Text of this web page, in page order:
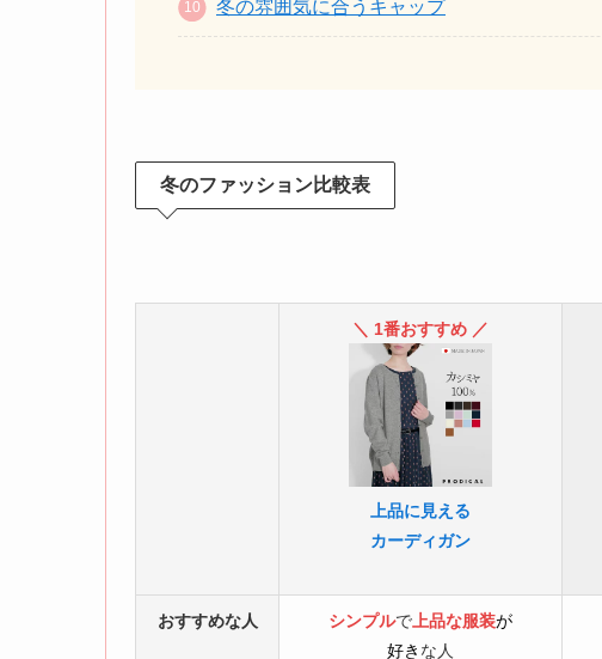
冬の雰囲気に合うキャップ
冬のファッション比較表
＼ 1番おすすめ ／
上品に見える
カーディガン
おすすめな人 シンプルで 上品な服装が
好き な人